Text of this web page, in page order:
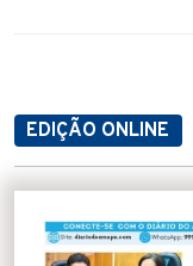
EDIÇÃO ONLINE